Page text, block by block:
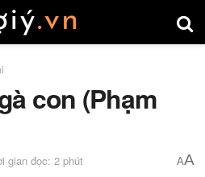
con (Phạm
gian đọc: 2 phút AA